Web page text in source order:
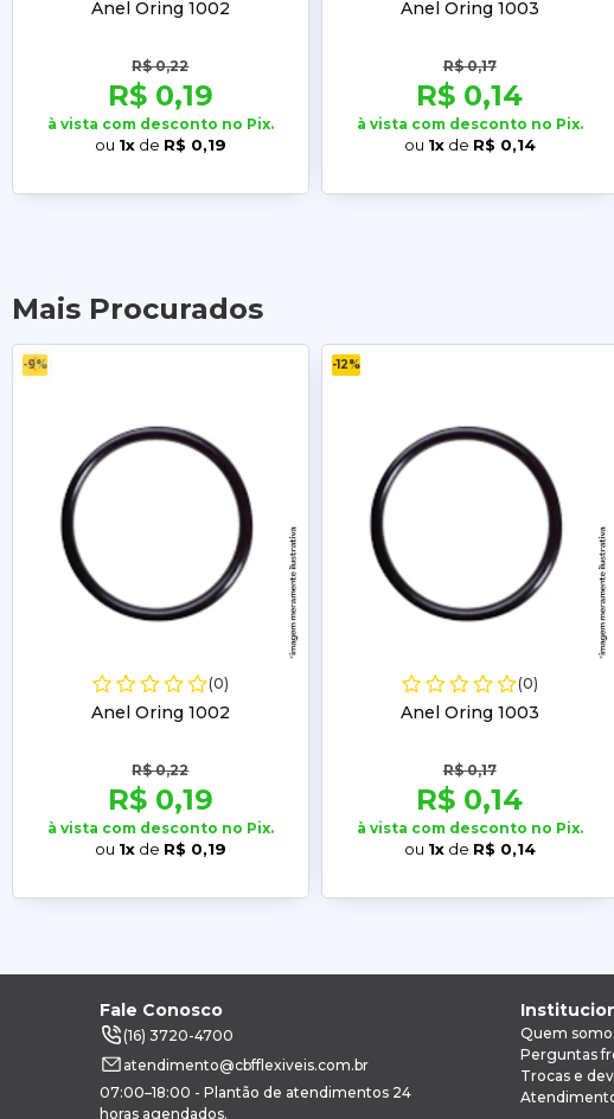
Anel Oring 1002
R$ 0,22
R$ 0,19
à vista com desconto no Pix.
ou 1xde R$ 0,19
Anel Oring 1003
R$ 0,17
R$ 0,14
à vista com desconto no Pix.
ou 1xde R$ 0,14
Mais Procurados
-9%
(0)
Anel Oring 1002
R$ 0,22
R$ 0,19
à vista com desconto no Pix.
ou 1xde R$ 0,19
-12%
(0)
Anel Oring 1003
R$ 0,17
R$ 0,14
à vista com desconto no Pix.
ou 1xde R$ 0,14
Fale Conosco
(16) 3720-4700
atendimento@cbfflexiveis.com.br
07:00–18:00 - Plantão de atendimentos 24
horas agendados.
Quem
Perguntas
Trocas e